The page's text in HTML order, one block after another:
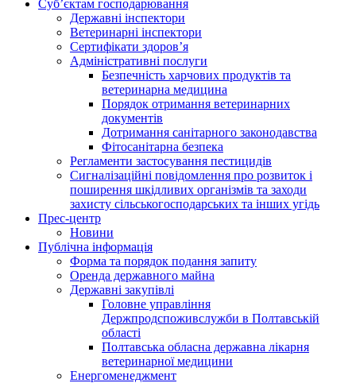
Суб’єктам господарювання
Державні інспектори
Ветеринарні інспектори
Сертифікати здоров’я
Адміністративні послуги
Безпечність харчових продуктів та
ветеринарна медицина
Порядок отримання ветеринарних
документів
Дотримання санітарного законодавства
Фітосанітарна безпека
Регламенти застосування пестицидів
Сигналізаційні повідомлення про розвиток і
поширення шкідливих організмів та заходи
захисту сільськогосподарських та інших угідь
Прес-центр
Новини
Публічна інформація
Форма та порядок подання запиту
Оренда державного майна
Державні закупівлі
Головне управління
Держпродспоживслужби в Полтавській
області
Полтавська обласна державна лікарня
ветеринарної медицини
Енергоменеджмент